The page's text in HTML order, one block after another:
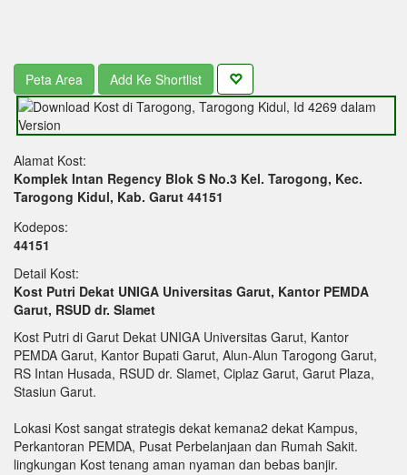
Peta Area Add Ke Shortlist
Alamat Kost:
Komplek Intan Regency Blok S No.3 Kel. Tarogong, Kec.
Tarogong Kidul, Kab. Garut 44151
Kodepos:
44151
Detail Kost:
Kost Putri Dekat UNIGA Universitas Garut, Kantor PEMDA
Garut, RSUD dr. Slamet
Kost Putri di Garut Dekat UNIGA Universitas Garut, Kantor
PEMDA Garut, Kantor Bupati Garut, Alun-Alun Tarogong Garut,
RS Intan Husada, RSUD dr. Slamet, Ciplaz Garut, Garut Plaza,
Stasiun Garut.
Lokasi Kost sangat strategis dekat kemana2 dekat Kampus,
Perkantoran PEMDA, Pusat Perbelanjaan dan Rumah Sakit.
lingkungan Kost tenang aman nyaman dan bebas banjir.